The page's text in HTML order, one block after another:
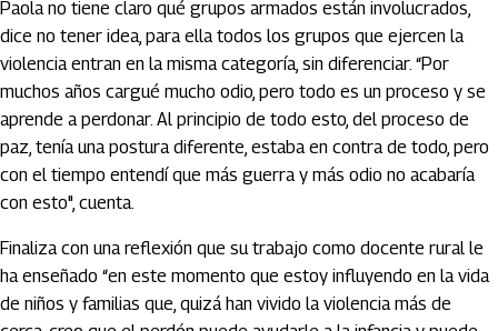
Paola no tiene claro qué grupos armados están involucrados,
dice no tener idea, para ella todos los grupos que ejercen la
violencia entran en la misma categoría, sin diferenciar. “Por
muchos años cargué mucho odio, pero todo es un proceso y se
aprende a perdonar. Al principio de todo esto, del proceso de
paz, tenía una postura diferente, estaba en contra de todo, pero
con el tiempo entendí que más guerra y más odio no acabaría
con esto", cuenta.
Finaliza con una reflexión que su trabajo como docente rural le
ha enseñado “en este momento que estoy influyendo en la vida
de niños y familias que, quizá han vivido la violencia más de